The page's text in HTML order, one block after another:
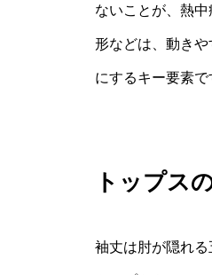
ないことが、熱
形などは、動き
にするキー要素
トップス
袖丈は肘が隠れ